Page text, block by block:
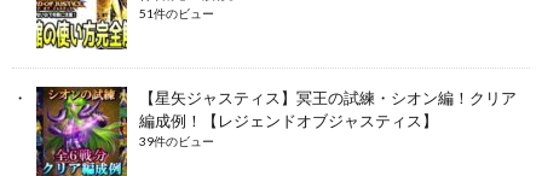
51件のビュー
【星矢ジャスティス】冥王の試練・シオン編！クリア
編成例！【レジェンドオブジャスティス】
39件のビュー